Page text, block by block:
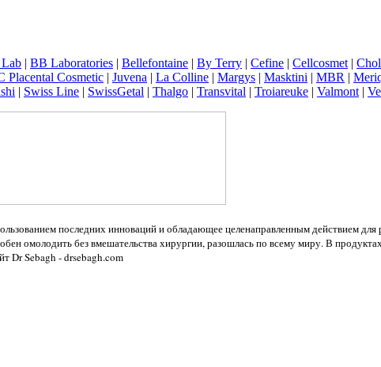
| BB Laboratories | Bellefontaine | By Terry | Cefine | Cellcosmet |
Placental Cosmetic | Juvena | La Colline | Margys | Masktini | MBR |
| Swiss Line | SwissGetal | Thalgo | Transvital | Troiareuke | Valmont |
последних инноваций и обладающее целенаправленным действием
омолодить без вмешательства хирургии, разошлась по всему миру. В
Dr Sebagh - drsebagh.com